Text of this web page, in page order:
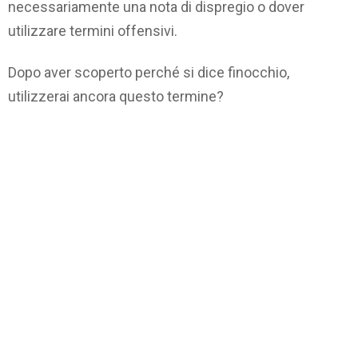
necessariamente una nota di dispregio o dover
utilizzare termini offensivi.
Dopo aver scoperto perché si dice finocchio,
utilizzerai ancora questo termine?